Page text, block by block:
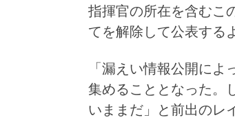
指揮官の所在を含むこ
てを解除して公表する
「漏えい情報公開に
集めることとなった。
いままだ」と前出のレ